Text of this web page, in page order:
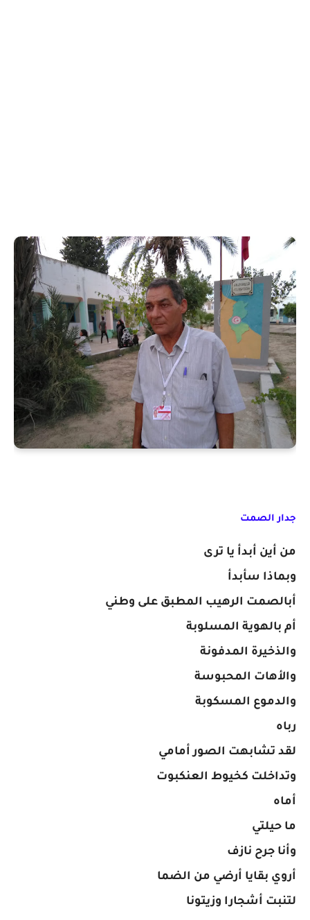
جدار الصمت
من أين أبدأ يا ترى
وبماذا سأبدأ
أبالصمت الرهيب المطبق على وطني
أم بالهوية المسلوبة
والذخيرة المدفونة
والأهات المحبوسة
والدموع المسكوبة
رباه
لقد تشابهت الصور أمامي
وتداخلت كخيوط العنكبوت
أماه
ما حيلتي
وأنا جرح نازف
أروي بقايا أرضي من الضما
لتنبت أشجارا وزيتونا